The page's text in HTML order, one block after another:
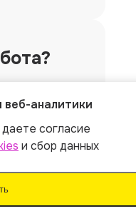
веб-аналитики
согласие
и сбор данных